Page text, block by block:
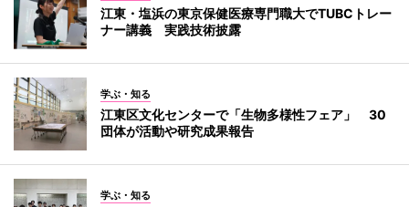
江東・塩浜の東京保健医療専門職大でTUBCトレー
ナー講義 実践技術披露
学ぶ・知る
江東区文化センターで「生物多様性フェア」 30
団体が活動や研究成果報告
学ぶ・知る